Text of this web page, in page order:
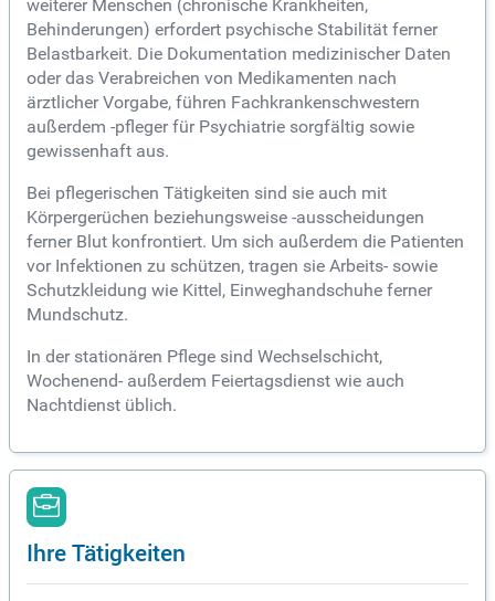
weiterer Menschen (chronische Krankheiten,
Behinderungen) erfordert psychische Stabilität ferner
Belastbarkeit. Die Dokumentation medizinischer Daten
oder das Verabreichen von Medikamenten nach
ärztlicher Vorgabe, führen Fachkrankenschwestern
außerdem -pfleger für Psychiatrie sorgfältig sowie
gewissenhaft aus.
Bei pflegerischen Tätigkeiten sind sie auch mit
Körpergerüchen beziehungsweise -ausscheidungen
ferner Blut konfrontiert. Um sich außerdem die Patienten
vor Infektionen zu schützen, tragen sie Arbeits- sowie
Schutzkleidung wie Kittel, Einweghandschuhe ferner
Mundschutz.
In der stationären Pflege sind Wechselschicht,
Wochenend- außerdem Feiertagsdienst wie auch
Nachtdienst üblich.
Ihre Tätigkeiten